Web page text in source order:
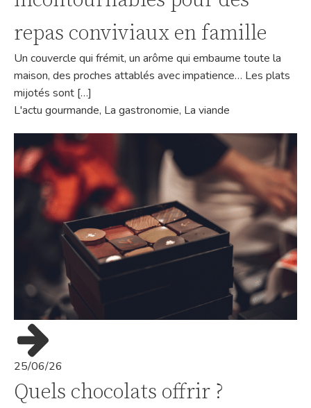
repas conviviaux en famille
Un couvercle qui frémit, un arôme qui embaume toute la
maison, des proches attablés avec impatience… Les plats
mijotés sont […]
L'actu gourmande, La gastronomie, La viande
25/06/26
Quels chocolats offrir ?